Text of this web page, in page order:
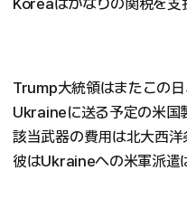
Koreaはかなりの関税を支
Trump大統領はまたこの日
Ukraineに送る予定の米国
該当武器の費用は北大西
彼はUkraineへの米軍派遣